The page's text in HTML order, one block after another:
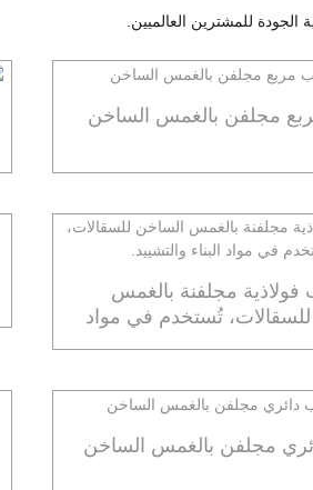
مجلفن بالغمس الساخن
فولاذية مجلفنة بالغمس
للسقالات، تُستخدم في مواد
مجلفن بالغمس الساخن